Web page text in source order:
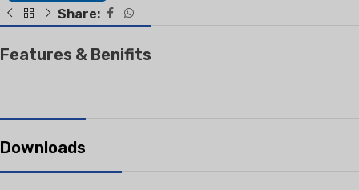
Share:
Features & Benifits
Downloads